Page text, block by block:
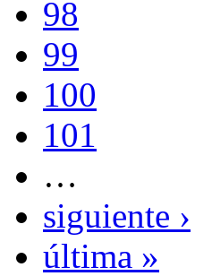
98
99
100
101
…
siguiente ›
última »